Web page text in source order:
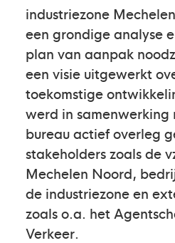
industriezone
een grondige analyse
plan van aanpak
een visie uitgewerkt
toekomstige
werd in samenwerking
bureau actief overleg
stakeholders zoals de
Mechelen Noord,
de industriezone en
zoals o.a. het
Verkeer.